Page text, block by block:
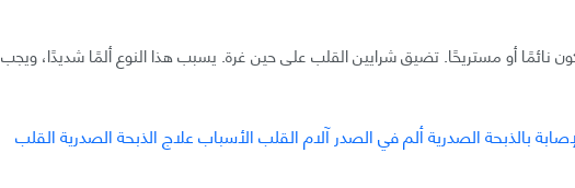
نائمًا أو مستريحًا. تضيق شرايين القلب على حين غرة. يسبب هذا النوع ألمًا شديدًا، ويجب